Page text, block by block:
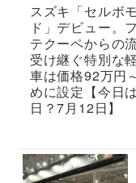
スズキ「セルボ
ド」デビュー。
テクーペからの
受け継ぐ特別な
車は価格92万円
めに設定【今日
日？7月12日】